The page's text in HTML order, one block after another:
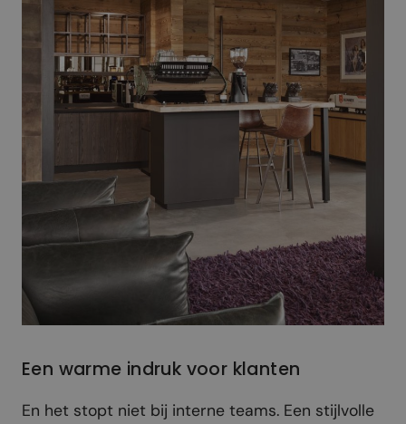
Een warme indruk voor klanten
En het stopt niet bij interne teams. Een stijlvolle